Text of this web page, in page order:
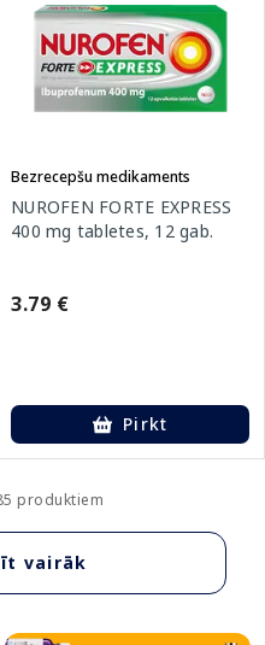
Bezrecepšu medikaments
NUROFEN FORTE EXPRESS
400 mg tabletes, 12 gab.
3.79 €
Pirkt
produktiem
vairāk